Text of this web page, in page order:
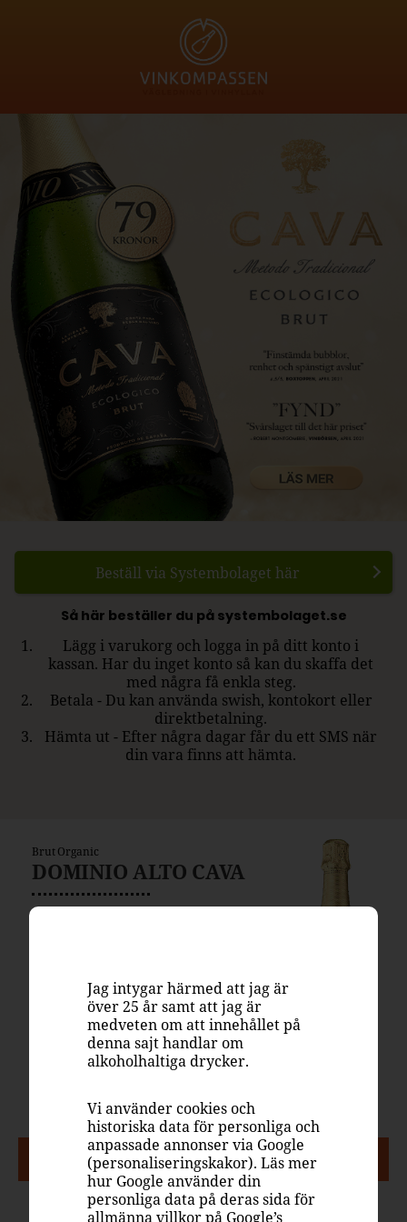
Brut Organic
DOMINIO ALTO CAVA
79 kr
5058001
Spanien
Mousserande vin, torrt vitt
Ekologiskt
PASSAR TILL
Beställ via Systembolaget här
Så här beställer du på systembolaget.se
Lägg i varukorg och logga in på ditt konto i
kassan. Har du inget konto så kan du skaffa det
med några få enkla steg.
Betala - Du kan använda swish, kontokort eller
direktbetalning.
Hämta ut - Efter några dagar får du ett SMS när
din vara finns att hämta.
Jag intygar härmed att jag är
över 25 år samt att jag är
medveten om att innehållet på
denna sajt handlar om
alkoholhaltiga drycker.
Vi använder cookies och
historiska data för personliga och
anpassade annonser via Google
(personaliseringskakor). Läs mer
hur Google använder din
personliga data på deras sida för
allmänna villkor på Google’s